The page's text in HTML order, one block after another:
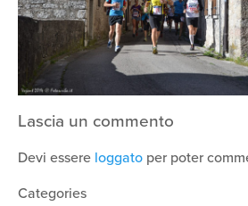
Lascia un commento
Devi essere loggato per poter
Categories